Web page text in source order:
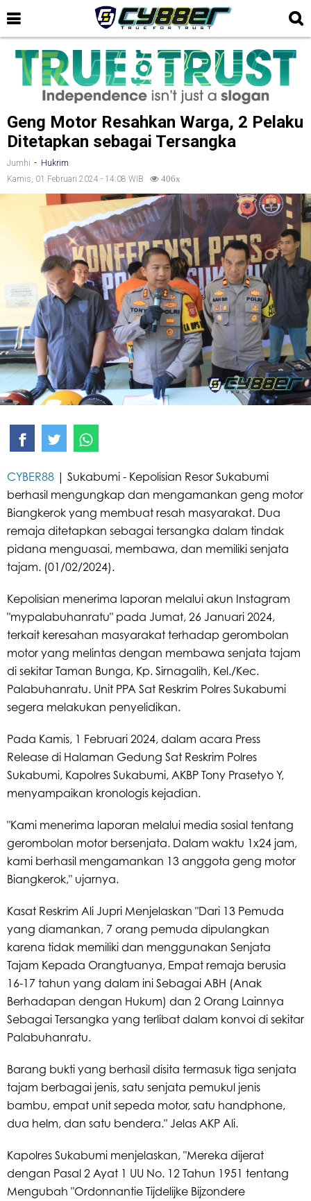
Geng Motor Resahkan Warga, 2 Pelaku
Ditetapkan sebagai Tersangka
Jumhi - Hukrim
Kamis, 01 Februari 2024 - 14:08 WIB
406x
CYBER88 | Sukabumi - Kepolisian Resor Sukabumi
berhasil mengungkap dan mengamankan geng motor
Biangkerok yang membuat resah masyarakat. Dua
remaja ditetapkan sebagai tersangka dalam tindak
pidana menguasai, membawa, dan memiliki senjata
tajam. (01/02/2024).
Kepolisian menerima laporan melalui akun Instagram
"mypalabuhanratu" pada Jumat, 26 Januari 2024,
terkait keresahan masyarakat terhadap gerombolan
motor yang melintas dengan membawa senjata tajam
di sekitar Taman Bunga, Kp. Sirnagalih, Kel./Kec.
Palabuhanratu. Unit PPA Sat Reskrim Polres Sukabumi
segera melakukan penyelidikan.
Pada Kamis, 1 Februari 2024, dalam acara Press
Release di Halaman Gedung Sat Reskrim Polres
Sukabumi, Kapolres Sukabumi, AKBP Tony Prasetyo Y,
menyampaikan kronologis kejadian.
"Kami menerima laporan melalui media sosial tentang
gerombolan motor bersenjata. Dalam waktu 1x24 jam,
kami berhasil mengamankan 13 anggota geng motor
Biangkerok," ujarnya.
Kasat Reskrim Ali Jupri Menjelaskan "Dari 13 Pemuda
yang diamankan, 7 orang pemuda dipulangkan
karena tidak memiliki dan menggunakan Senjata
Tajam Kepada Orangtuanya, Empat remaja berusia
16-17 tahun yang dalam ini Sebagai ABH (Anak
Berhadapan dengan Hukum) dan 2 Orang Lainnya
Sebagai Tersangka yang terlibat dalam konvoi di sekitar
Palabuhanratu.
Barang bukti yang berhasil disita termasuk tiga senjata
tajam berbagai jenis, satu senjata pemukul jenis
bambu, empat unit sepeda motor, satu handphone,
dua helm, dan satu bendera." Jelas AKP Ali.
Kapolres Sukabumi menjelaskan, "Mereka dijerat
dengan Pasal 2 Ayat 1 UU No. 12 Tahun 1951 tentang
Mengubah "Ordonnantie Tijdelijke Bijzondere